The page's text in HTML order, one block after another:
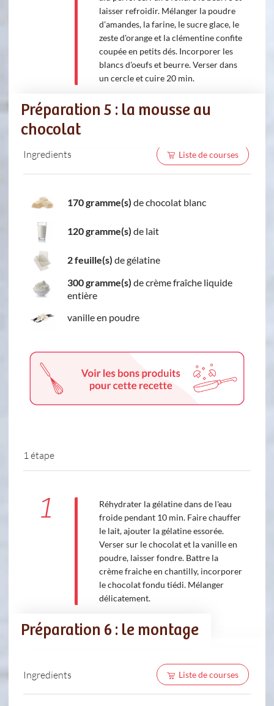
laisser refroidir. Mélanger la poudre
d'amandes, la farine, le sucre glace, le
zeste d'orange et la clémentine confite
coupée en petits dés. Incorporer les
blancs d'oeufs et beurre. Verser dans
un cercle et cuire 20 min.
Préparation 5 : la mousse au
chocolat
Ingredients Liste de courses
170 gramme(s) de chocolat blanc
120 gramme(s) de lait
2 feuille(s) de gélatine
300 gramme(s) de crème fraîche liquide
entière
vanille en poudre
1 étape
1
Réhydrater la gélatine dans de l'eau
froide pendant 10 min. Faire chauffer
le lait, ajouter la gélatine essorée.
Verser sur le chocolat et la vanille en
poudre, laisser fondre. Battre la
crème fraiche en chantilly, incorporer
le chocolat fondu tiédi. Mélanger
délicatement.
Préparation 6 : le montage
Ingredients Liste de courses